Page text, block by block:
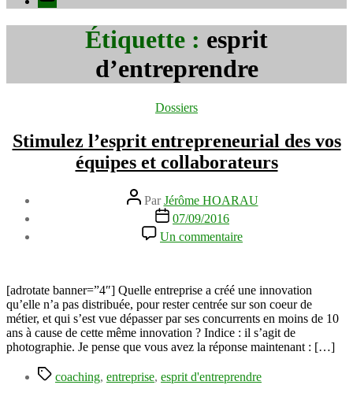
Étiquette : esprit
d’entreprendre
Catégories
Dossiers
Stimulez l’esprit entrepreneurial des vos
équipes et collaborateurs
Auteur
de
l’article
ParJérôme HOARAU
Date
de
l’article
07/09/2016
Un commentaire
Stimulez
des
vos
équipes
et
collaborateurs
[adrotate banner=”4″] Quelle entreprise a créé une innovation
qu’elle n’a pas distribuée, pour rester centrée sur son coeur de
métier, et qui s’est vue dépasser par ses concurrents en moins de 10
ans à cause de cette même innovation ? Indice : il s’agit de
photographie. Je pense que vous avez la réponse maintenant : […]
Étiquettes
coaching, entreprise, esprit d'entreprendre